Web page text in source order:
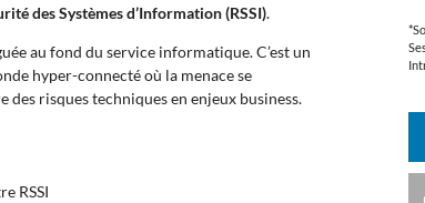
des Systèmes d’Information (RSSI).
au fond du service informatique. C’est un
hyper-connecté où la menace se
des risques techniques en enjeux business.
RSSI